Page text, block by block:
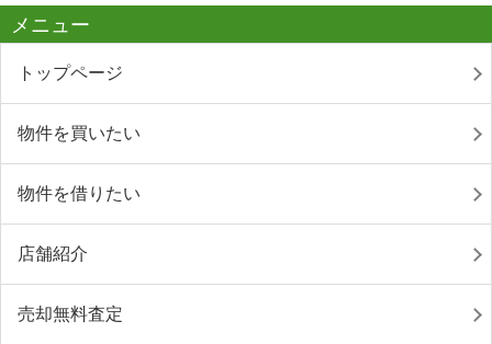
メニュー
トップページ
物件を買いたい
物件を借りたい
店舗紹介
売却無料査定